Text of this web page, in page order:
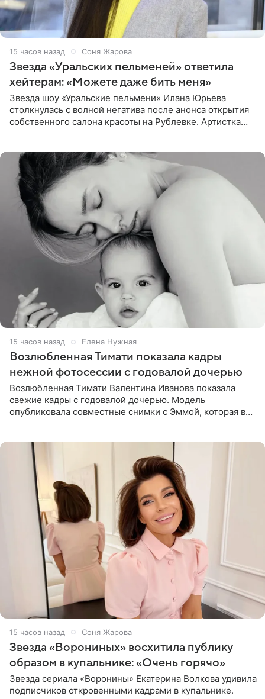
15 часов назад Соня Жарова
Звезда «Уральских пельменей» ответила
хейтерам: «Можете даже бить меня»
Звезда шоу «Уральские пельмени» Илана Юрьева
столкнулась с волной негатива после анонса открытия
собственного салона красоты на Рублевке. Артистка
15 часов назад Елена Нужная
Возлюбленная Тимати показала кадры
нежной фотосессии с годовалой дочерью
Возлюбленная Тимати Валентина Иванова показала
свежие кадры с годовалой дочерью. Модель
опубликовала совместные снимки с Эммой, которая в
15 часов назад Соня Жарова
Звезда «Ворониных» восхитила публику
образом в купальнике: «Очень горячо»
Звезда сериала «Воронины» Екатерина Волкова удивила
подписчиков откровенными кадрами в купальнике.